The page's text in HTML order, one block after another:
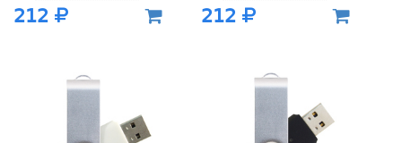
212 212